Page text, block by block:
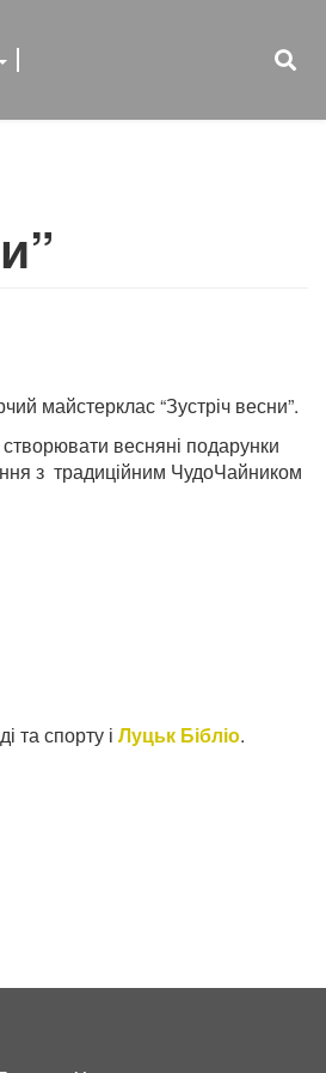
майстерклас “Зустріч весни”.
весняні подарунки
з традиційним ЧудоЧайником
та спорту і Луцьк Бібліо.